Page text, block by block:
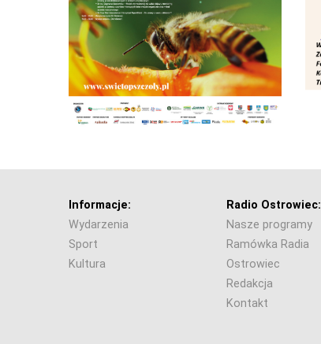
Informacje:
Wydarzenia
Sport
Kultura
Radio Ostrowiec:
Nasze programy
Ramówka Radia
Ostrowiec
Redakcja
Kontakt